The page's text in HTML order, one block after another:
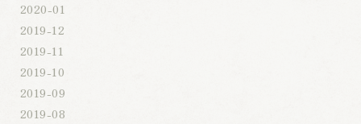
2020-01
2019-12
2019-11
2019-10
2019-09
2019-08